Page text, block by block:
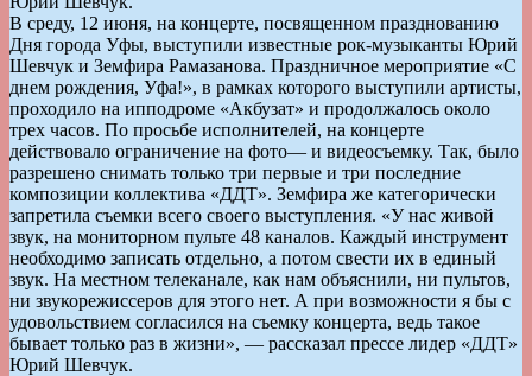
В среду, 12 июня, на концерте, посвященном празднованию
Дня города Уфы, выступили известные рок-музыканты Юрий
Шевчук и Земфира Рамазанова. Праздничное мероприятие «С
днем рождения, Уфа!», в рамках которого выступили артисты,
проходило на ипподроме «Акбузат» и продолжалось около
трех часов. По просьбе исполнителей, на концерте
действовало ограничение на фото— и видеосъемку. Так, было
разрешено снимать только три первые и три последние
композиции коллектива «ДДТ». Земфира же категорически
запретила съемки всего своего выступления. «У нас живой
звук, на мониторном пульте 48 каналов. Каждый инструмент
необходимо записать отдельно, а потом свести их в единый
звук. На местном телеканале, как нам объяснили, ни пультов,
ни звукорежиссеров для этого нет. А при возможности я бы с
удовольствием согласился на съемку концерта, ведь такое
бывает только раз в жизни», — рассказал прессе лидер «ДДТ»
Юрий Шевчук.